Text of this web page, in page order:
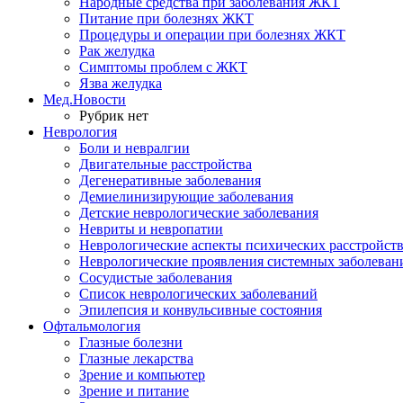
Питание при болезнях ЖКТ
Процедуры и операции при болезнях ЖКТ
Рак желудка
Симптомы проблем с ЖКТ
Язва желудка
Мед.Новости
Рубрик нет
Неврология
Боли и невралгии
Двигательные расстройства
Дегенеративные заболевания
Демиелинизирующие заболевания
Детские неврологические заболевания
Невриты и невропатии
Неврологические аспекты психических расстройств
Неврологические проявления системных
Сосудистые заболевания
Список неврологических заболеваний
Эпилепсия и конвульсивные состояния
Офтальмология
Глазные болезни
Глазные лекарства
Зрение и компьютер
Зрение и питание